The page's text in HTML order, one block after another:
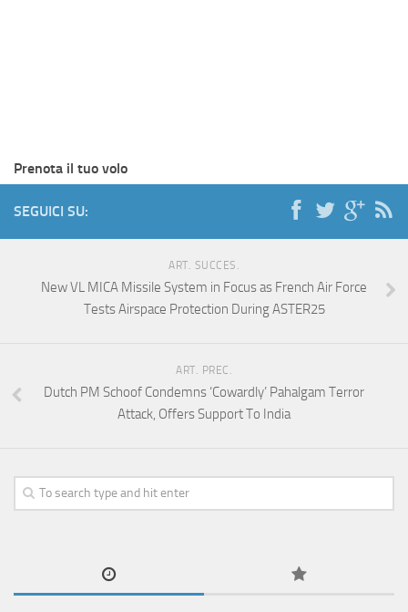
Prenota il tuo volo
SEGUICI SU:
ART. SUCCES.
New VL MICA Missile System in Focus as French Air Force
Tests Airspace Protection During ASTER25
ART. PREC.
Dutch PM Schoof Condemns ‘Cowardly’ Pahalgam Terror
Attack, Offers Support To India